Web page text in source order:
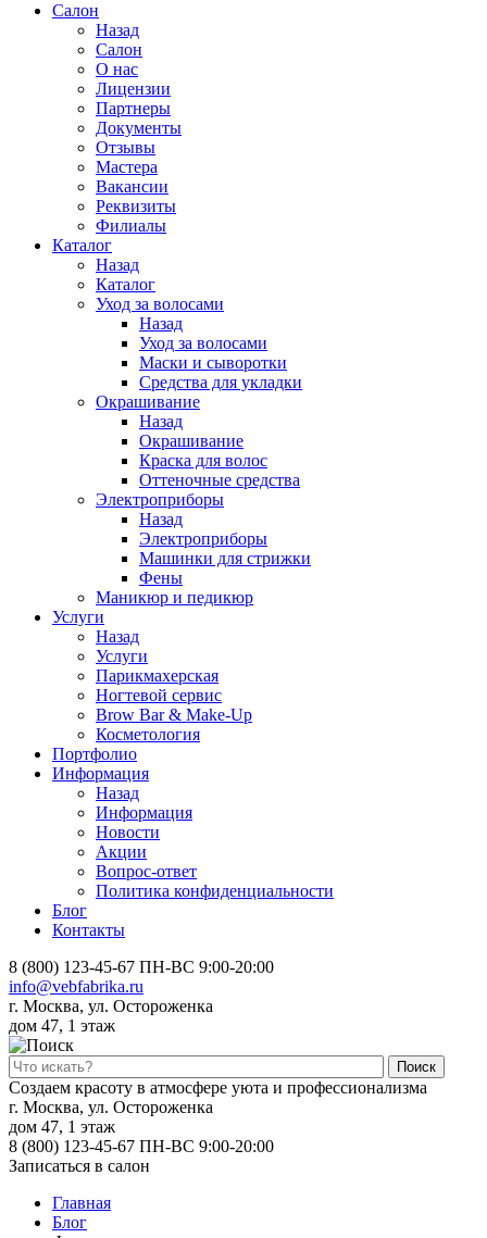
Салон
Назад
Салон
О нас
Лицензии
Партнеры
Документы
Отзывы
Мастера
Вакансии
Реквизиты
Филиалы
Каталог
Назад
Каталог
Уход за волосами
Назад
Уход за волосами
Маски и сыворотки
Средства для укладки
Окрашивание
Назад
Окрашивание
Краска для волос
Оттеночные средства
Электроприборы
Назад
Электроприборы
Машинки для стрижки
Фены
Маникюр и педикюр
Услуги
Назад
Услуги
Парикмахерская
Ногтевой сервис
Brow Bar & Make-Up
Косметология
Портфолио
Информация
Назад
Информация
Новости
Акции
Вопрос-ответ
Политика конфиденциальности
Блог
Контакты
8 (800) 123-45-67 ПН-ВС 9:00-20:00
info@vebfabrika.ru
г. Москва, ул. Остороженка
дом 47, 1 этаж
Поиск
Создаем красоту в атмосфере уюта и профессионализма
г. Москва, ул. Остороженка
дом 47, 1 этаж
8 (800) 123-45-67 ПН-ВС 9:00-20:00
Записаться в салон
Главная
Блог